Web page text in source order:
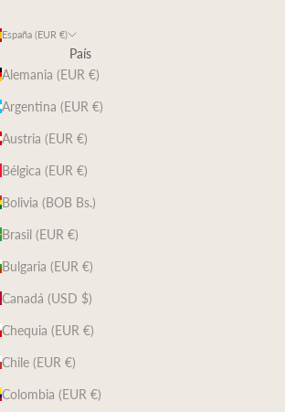
España (EUR €)
País
Alemania (EUR €)
Argentina (EUR €)
Austria (EUR €)
Bélgica (EUR €)
Bolivia (BOB Bs.)
Brasil (EUR €)
Bulgaria (EUR €)
Canadá (USD $)
Chequia (EUR €)
Chile (EUR €)
Colombia (EUR €)